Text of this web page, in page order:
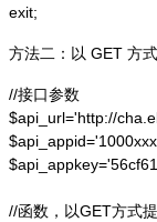
exit;
方法二：以 GET 方
//接口参数
$api_url='http://
//函数，以GET方式